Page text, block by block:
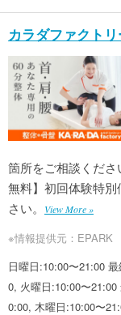
カラダファクト
箇所をご相談くださ
無料】初回体験特
さい。
View More »
※情報提供元：EPARK
日曜日:10:00〜21:00
0, 火曜日:10:00〜
0:00, 木曜日:10:00〜